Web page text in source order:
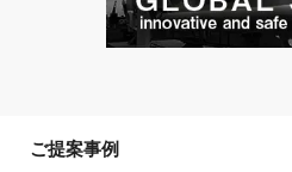
ご提案事例